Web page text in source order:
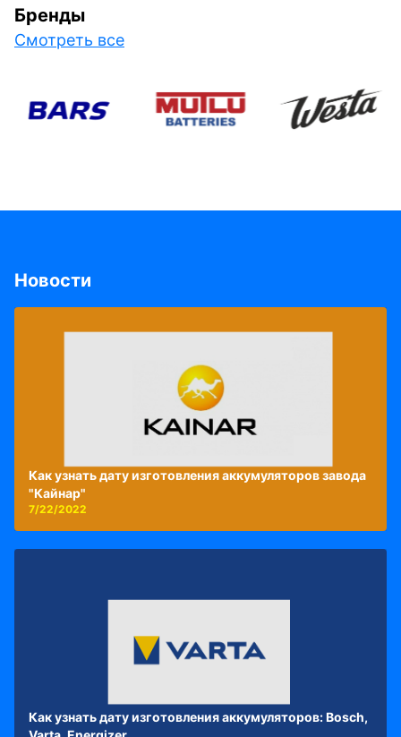
Бренды
Смотреть все
Новости
Как узнать дату изготовления аккумуляторов завода
"Кайнар"
7/22/2022
Как узнать дату изготовления аккумуляторов: Bosch,